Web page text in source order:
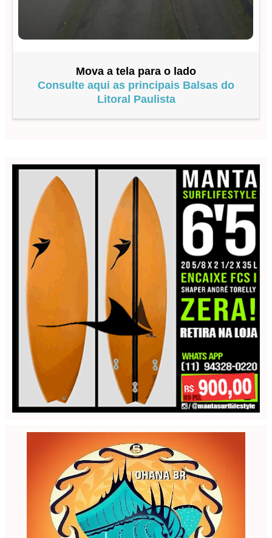
Mova a tela para o lado
Consulte aqui as principais Balsas do
Litoral Paulista